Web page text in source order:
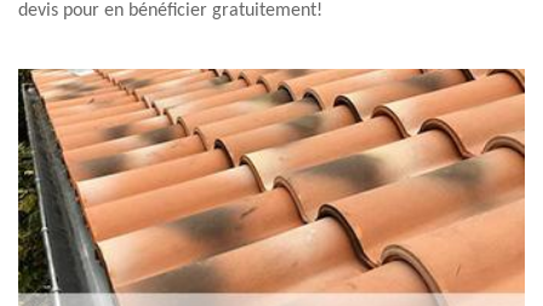
devis pour en bénéficier gratuitement!